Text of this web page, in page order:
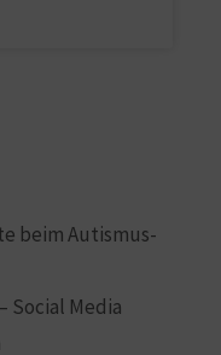
beim Autismus-
Social Media